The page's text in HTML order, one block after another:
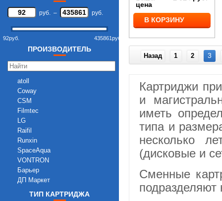
2,1
2,8
23
23,5
27
30
31
33
34
36
36,6
37
40
5,3
5,7
6,25
6,5
руб. – руб.
92руб. 435861 руб.
ПРОИЗВОДИТЕЛЬ
atoll
Coway
CSM
Filmtec
LG
Raifil
Runxin
SpaceAqua
VONTRON
Барьер
ДП Маркет
ТИП КАРТРИДЖА
цена
В КОРЗИНУ
Назад 1 2 3
Картриджи
и
иметь
типа и
несколько
(дисковые и
Сменные